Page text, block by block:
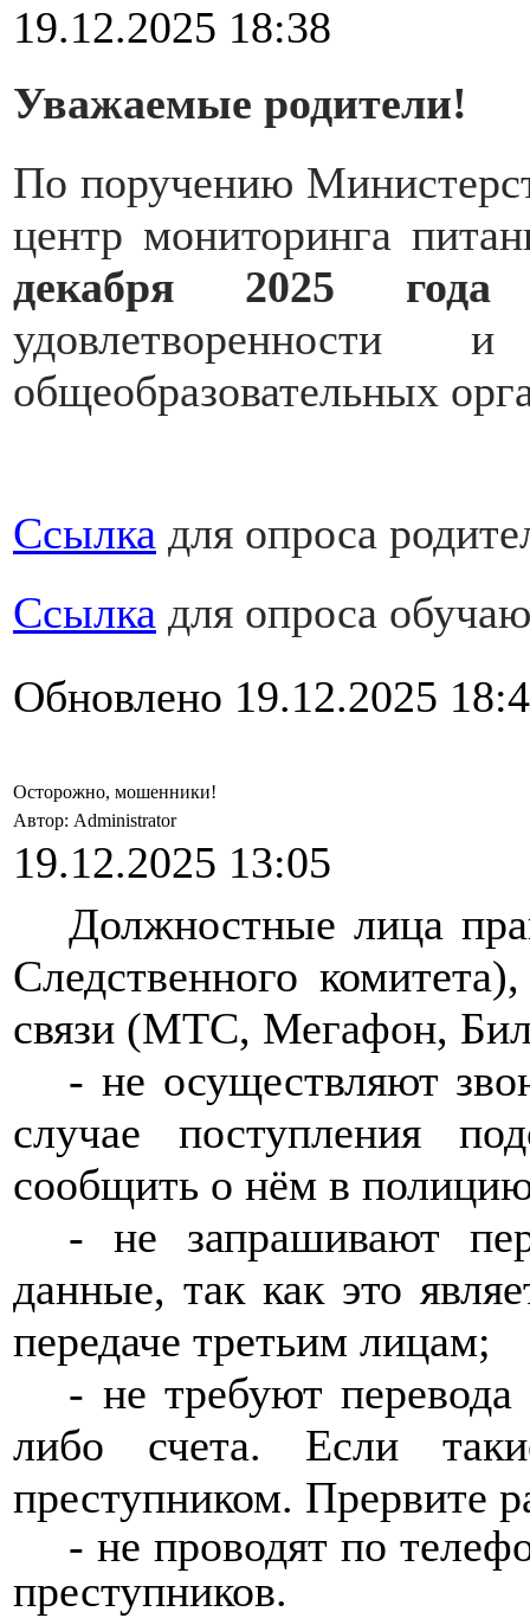
19.12.2025 18:38
Уважаемые родители!
По поручению
центр мониторинга
декабря 2025 года
общеобразовательных
Ссылка для опроса
Ссылка для опроса
Обновлено 19.12.2025
Осторожно, мошенники!
Автор: Administrator
19.12.2025 13:05
Должностные лица
Следственного
связи (МТС, Мегафон,
- не осуществляют
случае поступления
сообщить о нём в
-
не запрашивают
данные, так как это
передаче третьим лицам;
- не требуют
либо счета. Если
преступником. Прервите
- не проводят по
преступников.